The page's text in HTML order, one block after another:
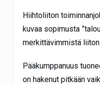
Hiihtoliiton
kuvaa sopimusta
merkittävimmistä
Pääkumppanuus
on hakenut pitkään